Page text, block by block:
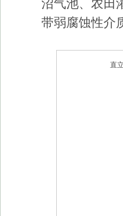
沼气池、农田
带弱腐蚀性介
直